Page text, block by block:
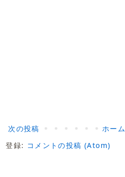
次の投稿
ホーム
登録: コメントの投稿 (Atom)